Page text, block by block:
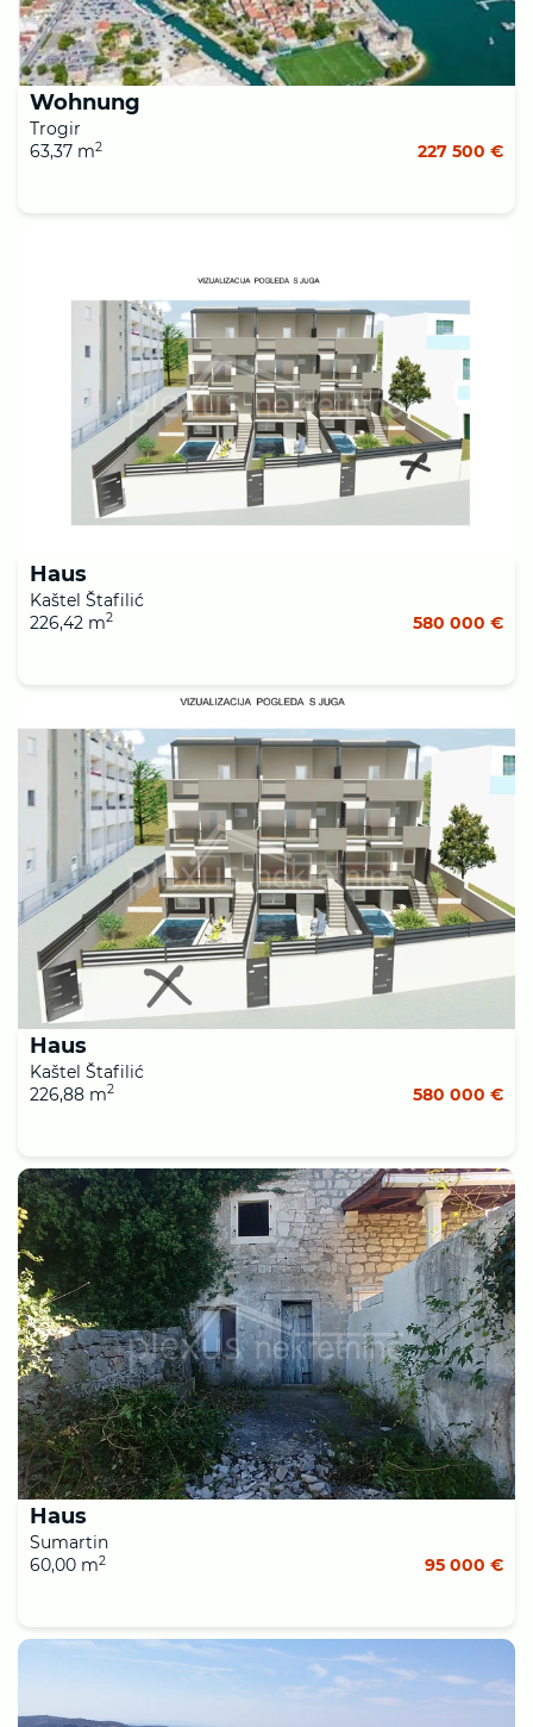
Wohnung
Trogir
63,37 m2 227 500 €
Haus
Kaštel Štafilić
226,42 m2 580 000 €
Haus
Kaštel Štafilić
226,88 m2 580 000 €
Haus
Sumartin
60,00 m2 95 000 €